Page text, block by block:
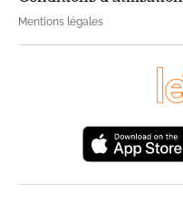
Mentions légales